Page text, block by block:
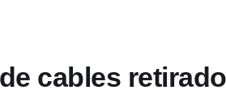
cables